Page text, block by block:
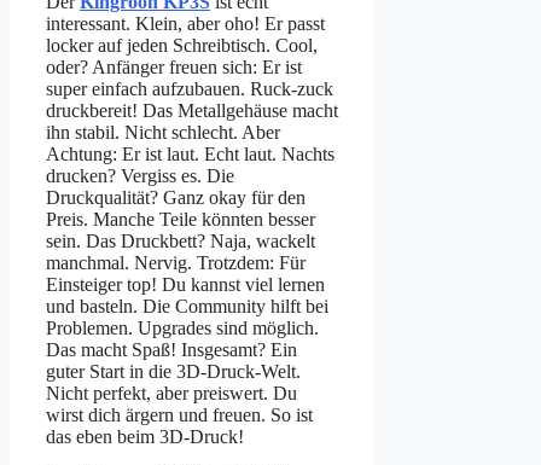
interessant. Klein, aber oho! Er passt
locker auf jeden Schreibtisch. Cool,
oder? Anfänger freuen sich: Er ist
super einfach aufzubauen. Ruck-zuck
druckbereit! Das Metallgehäuse macht
ihn stabil. Nicht schlecht. Aber
Achtung: Er ist laut. Echt laut. Nachts
drucken? Vergiss es. Die
Druckqualität? Ganz okay für den
Preis. Manche Teile könnten besser
sein. Das Druckbett? Naja, wackelt
manchmal. Nervig. Trotzdem: Für
Einsteiger top! Du kannst viel lernen
und basteln. Die Community hilft bei
Problemen. Upgrades sind möglich.
Das macht Spaß! Insgesamt? Ein
guter Start in die 3D-Druck-Welt.
Nicht perfekt, aber preiswert. Du
wirst dich ärgern und freuen. So ist
das eben beim 3D-Druck!